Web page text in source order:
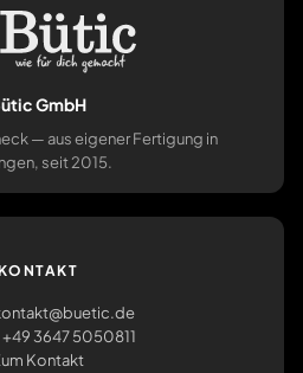
GmbH
— aus eigener Fertigung in
seit 2015.
3647 5050811
Kontakt